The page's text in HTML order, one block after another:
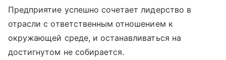
Предприятие успешно сочетает лидерство в
отрасли с ответственным отношением к
окружающей среде, и останавливаться на
достигнутом не собирается.